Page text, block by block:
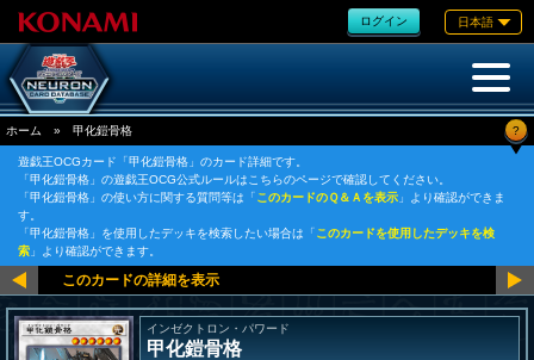
ログイン 日本語
ホーム » 甲化鎧骨格 ?
遊戯王OCGカード「甲化鎧骨格」のカード詳細です。
「甲化鎧骨格」の遊戯王OCG公式ルールはこちらのページで確認してください。
「甲化鎧骨格」の使い方に関する質問等は「このカードのＱ＆Ａを表示 」より確認ができま
す。
「甲化鎧骨格」を使用したデッキを検索したい場合は「このカードを使用したデッキを検
索 」より確認ができます。
インゼクトロン・パワード
甲化鎧骨格